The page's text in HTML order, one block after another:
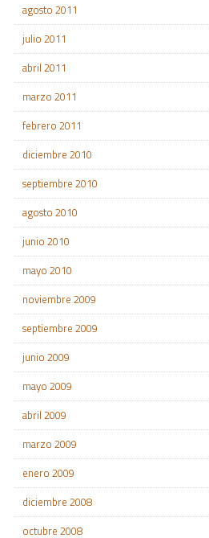
agosto 2011
julio 2011
abril 2011
marzo 2011
febrero 2011
diciembre 2010
septiembre 2010
agosto 2010
junio 2010
mayo 2010
noviembre 2009
septiembre 2009
junio 2009
mayo 2009
abril 2009
marzo 2009
enero 2009
diciembre 2008
octubre 2008